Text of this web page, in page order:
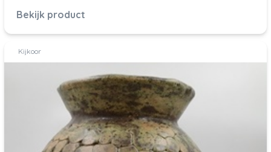
Bekijk product
Kijkoor